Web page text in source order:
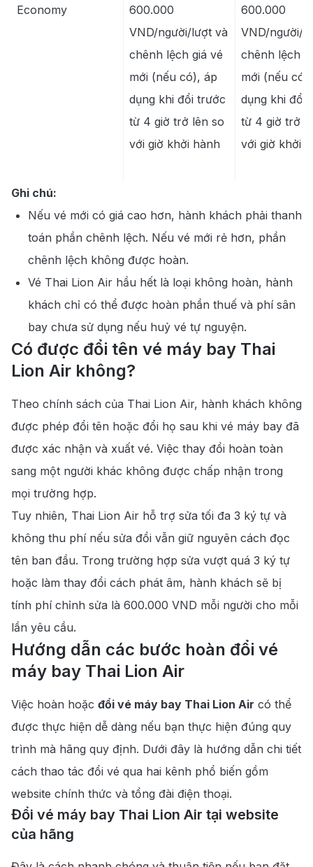
Economy
600.000
VND/người/lượt và
chênh lệch giá vé
mới (nếu có), áp
dụng khi đổi trước
từ 4 giờ trở lên so
với giờ khởi hành
600.000
VND/người/
chênh lệch
mới (nếu
dụng khi đổi
từ 4 giờ trở
với giờ khởi
Ghi chú:
Nếu vé mới có giá cao hơn, hành khách phải thanh
toán phần chênh lệch. Nếu vé mới rẻ hơn, phần
chênh lệch không được hoàn.
Vé Thai Lion Air hầu hết là loại không hoàn, hành
khách chỉ có thể được hoàn phần thuế và phí sân
bay chưa sử dụng nếu huỷ vé tự nguyện.
Có được đổi tên vé máy bay Thai
Lion Air không?
Theo chính sách của Thai Lion Air, hành khách không
được phép đổi tên hoặc đổi họ sau khi vé máy bay đã
được xác nhận và xuất vé. Việc thay đổi hoàn toàn
sang một người khác không được chấp nhận trong
mọi trường hợp.
Tuy nhiên, Thai Lion Air hỗ trợ sửa tối đa 3 ký tự và
không thu phí nếu sửa đổi vẫn giữ nguyên cách đọc
tên ban đầu. Trong trường hợp sửa vượt quá 3 ký tự
hoặc làm thay đổi cách phát âm, hành khách sẽ bị
tính phí chỉnh sửa là 600.000 VND mỗi người cho mỗi
lần yêu cầu.
Hướng dẫn các bước hoàn đổi vé
máy bay Thai Lion Air
Việc hoàn hoặc đổi vé máy bay Thai Lion Air có thể
được thực hiện dễ dàng nếu bạn thực hiện đúng quy
trình mà hãng quy định. Dưới đây là hướng dẫn chi tiết
cách thao tác đổi vé qua hai kênh phổ biến gồm
website chính thức và tổng đài điện thoại.
Đổi vé máy bay Thai Lion Air tại website
của hãng